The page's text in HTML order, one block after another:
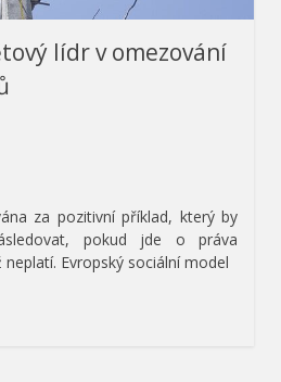
lídr v omezování
za pozitivní příklad, který by
pokud jde o práva
Evropský sociální model